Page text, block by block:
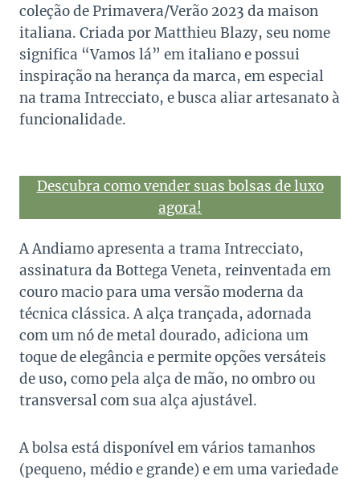
coleção de Primavera/Verão 2023 da maison
italiana. Criada por Matthieu Blazy, seu nome
significa “Vamos lá” em italiano e possui
inspiração na herança da marca, em especial
na trama Intrecciato, e busca aliar artesanato à
funcionalidade.
Descubra como vender suas bolsas de luxo
agora!
A Andiamo apresenta a trama Intrecciato,
assinatura da Bottega Veneta, reinventada em
couro macio para uma versão moderna da
técnica clássica. A alça trançada, adornada
com um nó de metal dourado, adiciona um
toque de elegância e permite opções versáteis
de uso, como pela alça de mão, no ombro ou
transversal com sua alça ajustável.
A bolsa está disponível em vários tamanhos
(pequeno, médio e grande) e em uma variedade